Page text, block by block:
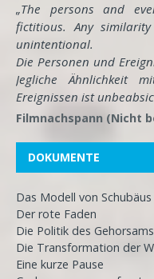
„The persons and
fictitious. Any
unintentional.
Die Personen und
Jegliche Ähnlichkeit
Ereignissen ist
Filmnachspann (Nicht
DOKUMENTE
Das Modell von Schubäus
Der rote Faden
Die Politik des Gehorsams
Die Transformation der
Eine kurze Pause